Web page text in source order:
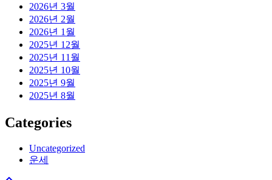
2026년 3월
2026년 2월
2026년 1월
2025년 12월
2025년 11월
2025년 10월
2025년 9월
2025년 8월
Categories
Uncategorized
운세